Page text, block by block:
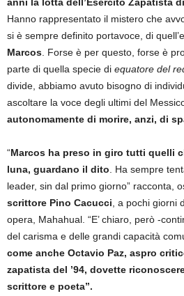
anni la lotta dell’Esercito Zapatista
Hanno rappresentato il mistero che
si è sempre definito portavoce, di
Marcos. Forse è per questo, forse è
parte di quella specie di equatore del
divide, abbiamo avuto bisogno di
ascoltare la voce degli ultimi del
autonomamente di morire, anzi, di
“Marcos ha preso in giro tutti quelli
luna, guardano il dito. Ha sempre
leader, sin dal primo giorno” racconta,
scrittore Pino Cacucci, a pochi giorni
opera, Mahahual. “E’ chiaro, però -
del carisma e delle grandi capacità
come anche Octavio Paz, aspro
zapatista del ’94, dovette
scrittore e poeta”.